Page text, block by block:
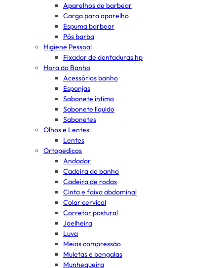
Aparelhos de barbear
Carga para aparelho
Espuma barbear
Pós barba
Higiene Pessoal
Fixador de dentaduras hp
Hora do Banho
Acessórios banho
Esponjas
Sabonete íntimo
Sabonete líquido
Sabonetes
Olhos e Lentes
Lentes
Ortopedicos
Andador
Cadeira de banho
Cadeira de rodas
Cinta e faixa abdominal
Colar cervical
Corretor postural
Joelheira
Luva
Meias compressão
Muletas e bengalas
Munhequeira